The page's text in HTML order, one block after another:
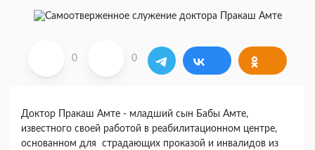
0 0
Доктор Пракаш Амте - младший сын Бабы Амте,
известного своей работой в реабилитационном центре,
основанном для страдающих проказой и инвалидов из